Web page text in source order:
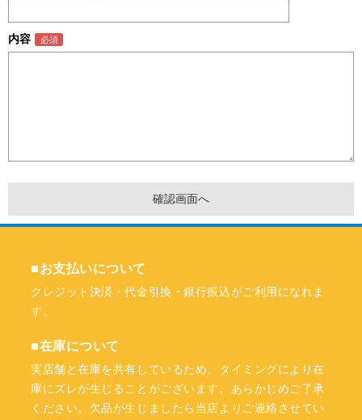
内容
■お支払いについて
クレジット決済・代金引換・銀行振込がご利用になれま
す。
■在庫について
実店舗と在庫を共有しているため、タイミングにより在
庫にズレが生じることがございます。あらかじめご了承
ください。欠品が生じましたら当店よりご連絡させてい